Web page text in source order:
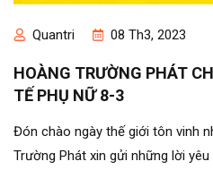
Quantri 08 Th3, 2023
HOÀNG TRƯỜNG PHÁT
TẾ PHỤ NỮ 8-3
Đón chào ngày thế giới tôn vinh
Trường Phát xin gửi những lời